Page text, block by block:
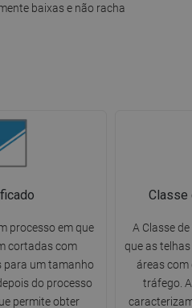
baixas e não racha
processo em que
cortadas com
para um tamanho
do processo
permite obter
Classe
A Classe
que as
áreas com
tráfego.